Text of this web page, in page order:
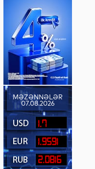
MƏZƏNNƏLƏR
07.08.2026
1.7
1.9591
2.0816